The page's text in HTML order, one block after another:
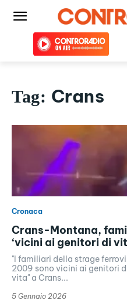
Tag: Crans
Cronaca
Crans-Montana,
‘vicini ai genitori di
"I familiari della strage
2009 sono vicini ai genitori
vita" a Crans...
5 Gennaio 2026